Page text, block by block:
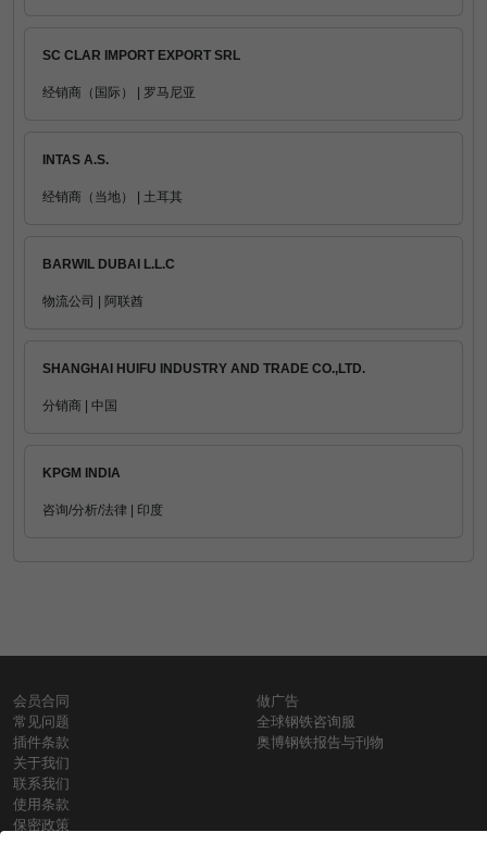
SC CLAR IMPORT EXPORT SRL
经销商（国际） | 罗马尼亚
INTAS A.S.
经销商（当地） | 土耳其
BARWIL DUBAI L.L.C
物流公司 | 阿联酋
SHANGHAI HUIFU INDUSTRY AND TRADE CO.,LTD.
分销商 | 中国
KPGM INDIA
咨询/分析/法律 | 印度
会员合同
常见问题
插件条款
关于我们
联系我们
使用条款
保密政策
做广告
全球钢铁咨询服
奥博钢铁报告与刊物